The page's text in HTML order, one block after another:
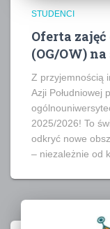
STUDENCI
Oferta
(OG/OW)
Z przyjemnością
Azji Południowej
2025/2026! To
odkryć nowe
– niezależnie od